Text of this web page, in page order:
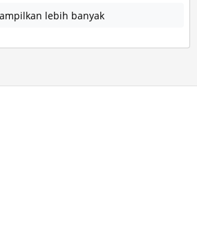
lebih banyak